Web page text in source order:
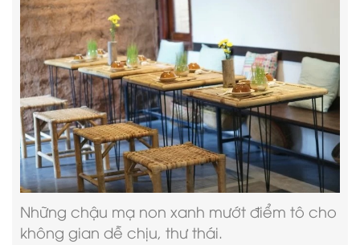
Những chậu mạ non xanh mướt điểm tô cho
không gian dễ chịu, thư thái.